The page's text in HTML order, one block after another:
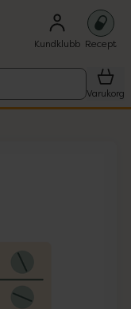
Kundklubb Recept
Varukorg